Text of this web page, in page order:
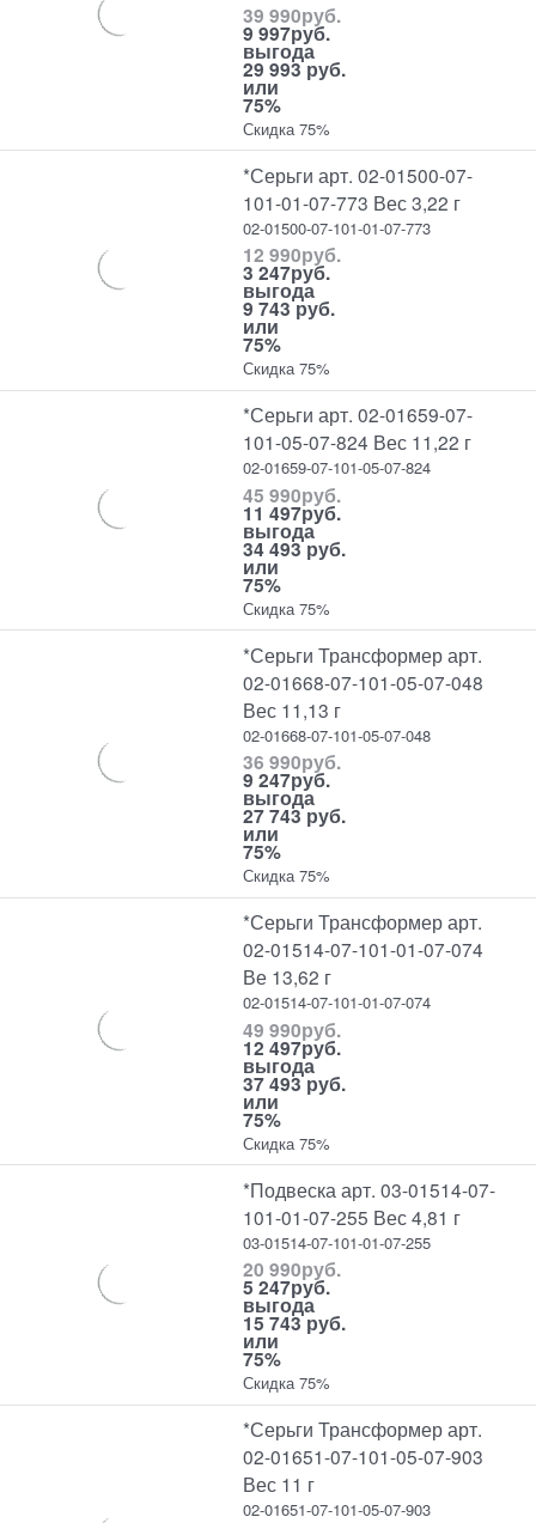
39 990руб.
9 997руб.
выгода
29 993 руб.
или
75%
Скидка 75%
*Серьги арт. 02-01500-07-
101-01-07-773 Вес 3,22 г
02-01500-07-101-01-07-773
12 990руб.
3 247руб.
выгода
9 743 руб.
или
75%
Скидка 75%
*Серьги арт. 02-01659-07-
101-05-07-824 Вес 11,22 г
02-01659-07-101-05-07-824
45 990руб.
11 497руб.
выгода
34 493 руб.
или
75%
Скидка 75%
*Серьги Трансформер арт.
02-01668-07-101-05-07-048
Вес 11,13 г
02-01668-07-101-05-07-048
36 990руб.
9 247руб.
выгода
27 743 руб.
или
75%
Скидка 75%
*Серьги Трансформер арт.
02-01514-07-101-01-07-074
Ве 13,62 г
02-01514-07-101-01-07-074
49 990руб.
12 497руб.
выгода
37 493 руб.
или
75%
Скидка 75%
*Подвеска арт. 03-01514-07-
101-01-07-255 Вес 4,81 г
03-01514-07-101-01-07-255
20 990руб.
5 247руб.
выгода
15 743 руб.
или
75%
Скидка 75%
*Серьги Трансформер арт.
02-01651-07-101-05-07-903
Вес 11 г
02-01651-07-101-05-07-903